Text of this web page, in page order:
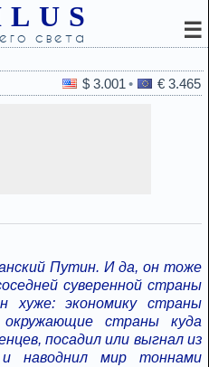
света ☰
$ 3.001 € 3.465
Путин. И да, он тоже
суверенной страны
экономику страны
окружающие страны куда
посадил или выгнал из
наводнил мир тоннами